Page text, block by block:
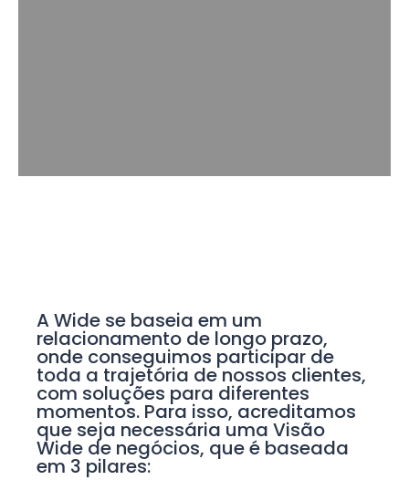
A Wide se baseia em um
relacionamento de longo prazo,
onde conseguimos participar de
toda a trajetória de nossos clientes,
com soluções para diferentes
momentos. Para isso, acreditamos
que seja necessária uma Visão
Wide de negócios, que é baseada
em 3 pilares: